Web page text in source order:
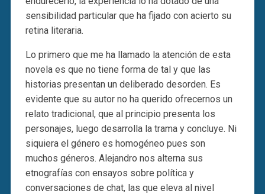
sensibilidad particular que ha fijado con acierto su
retina literaria.
Lo primero que me ha llamado la atención de esta
novela es que no tiene forma de tal y que las
historias presentan un deliberado desorden. Es
evidente que su autor no ha querido ofrecernos un
relato tradicional, que al principio presenta los
personajes, luego desarrolla la trama y concluye. Ni
siquiera el género es homogéneo pues son
muchos géneros. Alejandro nos alterna sus
etnografías con ensayos sobre política y
conversaciones de chat, las que eleva al nivel